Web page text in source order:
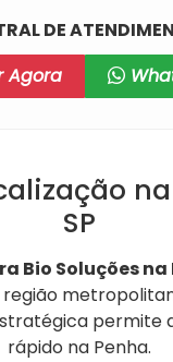
DE
Agora
SP
Bio Soluções na
permite
rápido na Penha.